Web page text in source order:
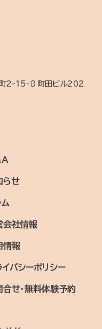
2-15-8 町田ビル202
らせ
ム
会社情報
情報
イバシーポリシー
合せ・無料体験予約